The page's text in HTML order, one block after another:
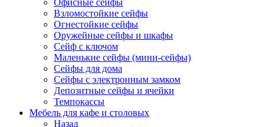
Офисные сейфы
Взломостойкие сейфы
Огнестойкие сейфы
Оружейные сейфы и шкафы
Сейф с ключом
Маленькие сейфы (мини-сейфы)
Сейфы для дома
Сейфы с электронным замком
Депозитные сейфы и ячейки
Темпокассы
Мебель для кафе и столовых
Назад